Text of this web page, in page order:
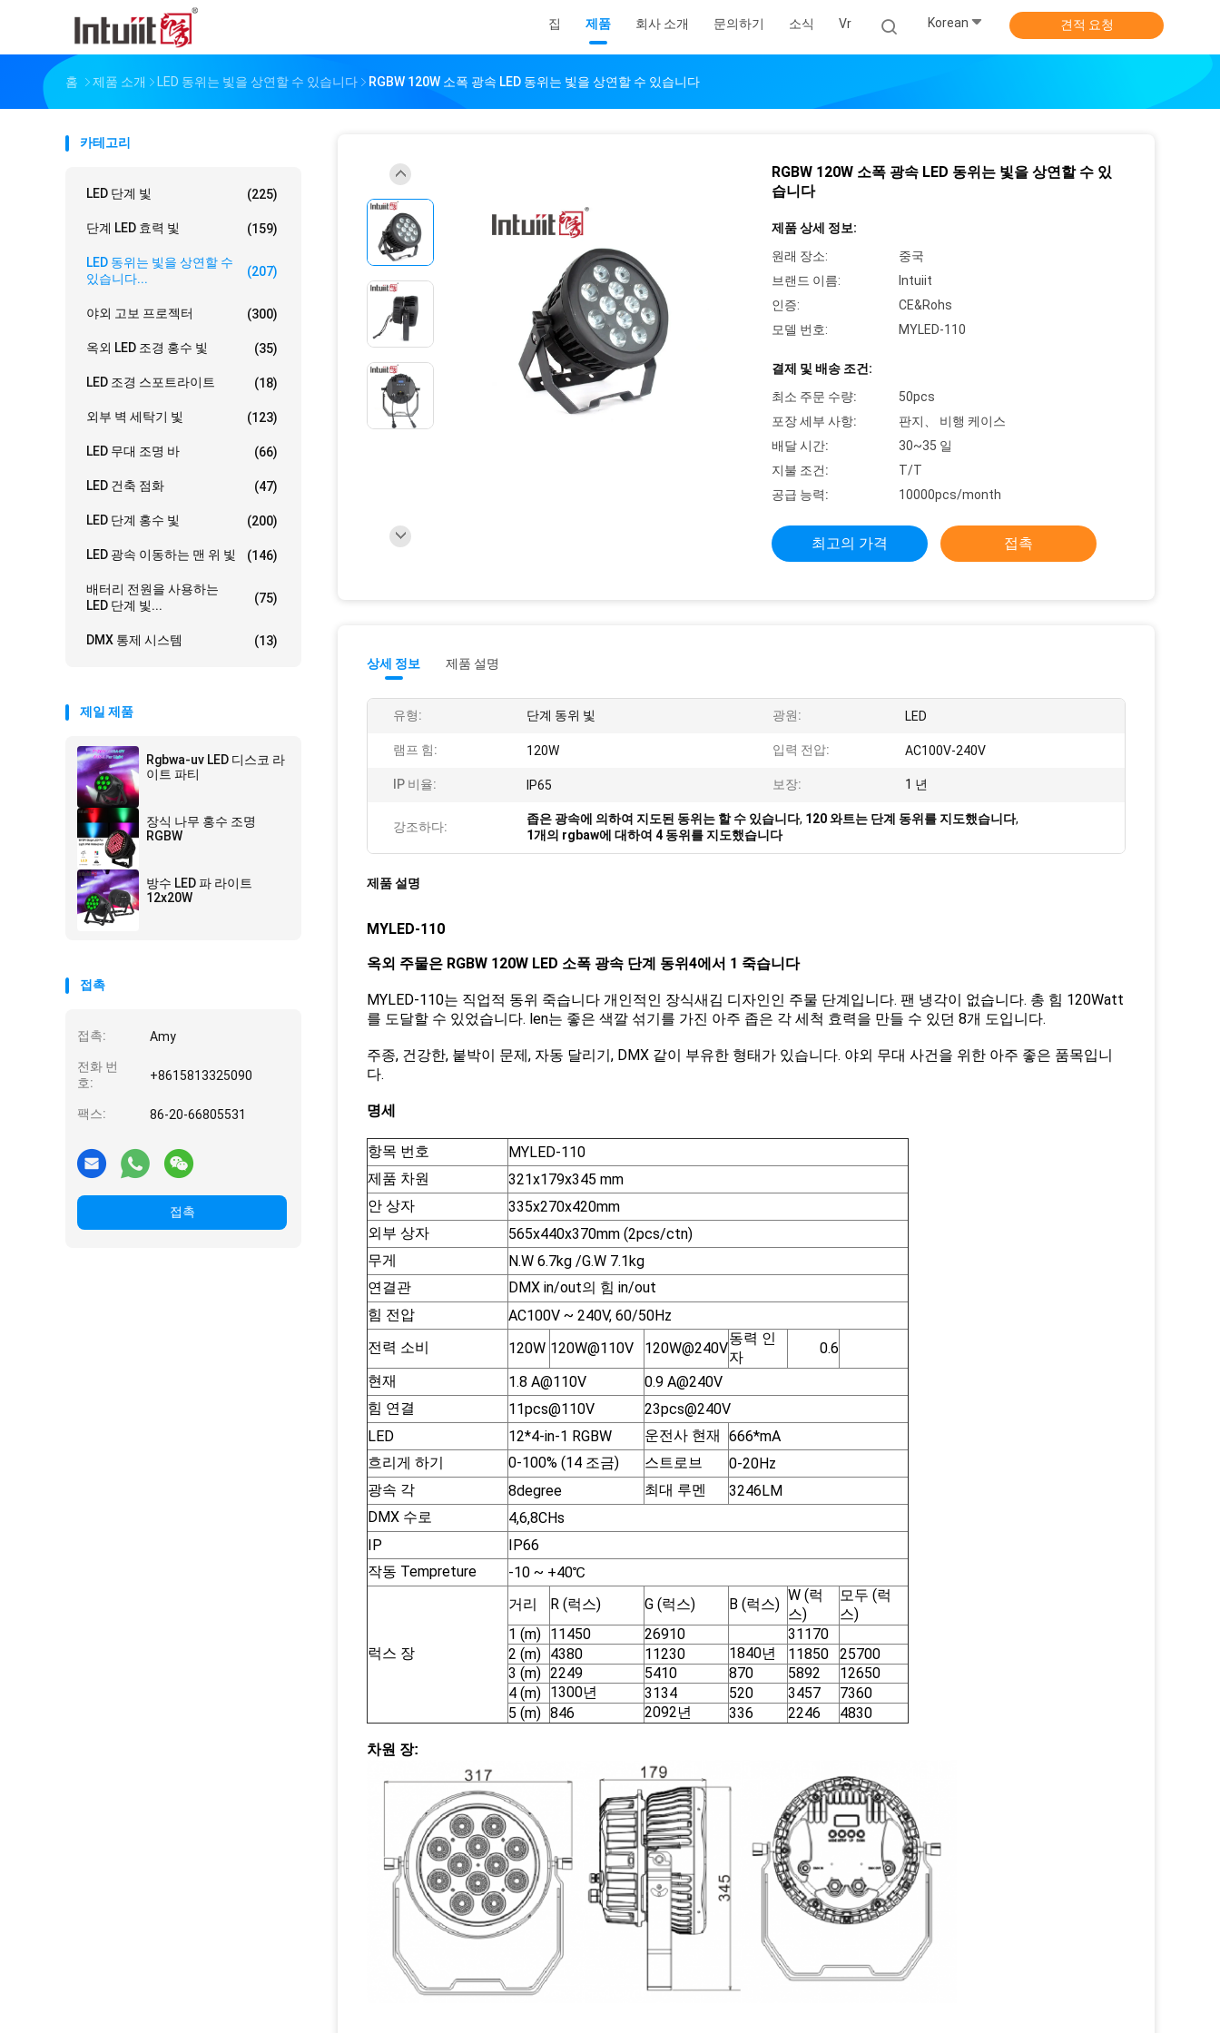
집 제품 회사 소개 문의하기 소식 Vr Korean 견적 요청
홈 제품 소개 LED 동위는 빛을 상연할 수 있습니다 RGBW 120W 소폭 광속 LED 동위는 빛을 상연할 수 있습니다
카테고리
LED 단계 빛 (225)
단계 LED 효력 빛 (159)
LED 동위는 빛을 상연할 수
있습니다...
(207)
야외 고보 프로젝터 (300)
옥외 LED 조경 홍수 빛 (35)
LED 조경 스포트라이트 (18)
외부 벽 세탁기 빛 (123)
LED 무대 조명 바 (66)
LED 건축 점화 (47)
LED 단계 홍수 빛 (200)
LED 광속 이동하는 맨 위 빛 (146)
배터리 전원을 사용하는
LED 단계 빛...
(75)
DMX 통제 시스템 (13)
제일 제품
Rgbwa-uv LED 디스코 라
이트 파티
장식 나무 홍수 조명
RGBW
방수 LED 파 라이트
12x20W
접촉
접촉: Amy
전화 번
호:
+8615813325090
팩스: 86-20-66805531
접촉
RGBW 120W 소폭 광속 LED 동위는 빛을 상연할 수 있
습니다
제품 상세 정보:
원래 장소:
중국
브랜드 이름:
Intuiit
인증:
CE&Rohs
모델 번호:
MYLED-110
결제 및 배송 조건:
최소 주문 수량:
50pcs
포장 세부 사항:
판지、 비행 케이스
배달 시간:
30~35 일
지불 조건:
T/T
공급 능력:
10000pcs/month
최고의 가격 접촉
상세 정보 제품 설명
유형: 단계 동위 빛 광원: LED
램프 힘: 120W 입력 전압: AC100V-240V
IP 비율: IP65 보장: 1 년
강조하다:
좁은 광속에 의하여 지도된 동위는 할 수 있습니다, 120 와트는 단계 동위를 지도했습니다,
1개의 rgbaw에 대하여 4 동위를 지도했습니다
제품 설명
MYLED-110
옥외 주물은 RGBW 120W LED 소폭 광속 단계 동위4에서 1 죽습니다
MYLED-110는 직업적 동위 죽습니다 개인적인 장식새김 디자인인 주물 단계입니다. 팬 냉각이 없습니다. 총 힘 120Watt
를 도달할 수 있었습니다. len는 좋은 색깔 섞기를 가진 아주 좁은 각 세척 효력을 만들 수 있던 8개 도입니다.
주종, 건강한, 붙박이 문제, 자동 달리기, DMX 같이 부유한 형태가 있습니다. 야외 무대 사건을 위한 아주 좋은 품목입니
다.
명세
항목 번호
MYLED-110
제품 차원
321x179x345 mm
안 상자
335x270x420mm
외부 상자
565x440x370mm (2pcs/ctn)
무게
N.W 6.7kg /G.W 7.1kg
연결관
DMX in/out의 힘 in/out
힘 전압
AC100V ~ 240V, 60/50Hz
전력 소비
120W 120W@110V 120W@240V
동력 인
자
0.6
현재
1.8 A@110V
0.9 A@240V
힘 연결
11pcs@110V
23pcs@240V
LED
12*4-in-1 RGBW 운전사 현재 666*mA
흐리게 하기
0-100% (14 조금) 스트로브
0-20Hz
광속 각
8degree 최대 루멘
3246LM
DMX 수로
4,6,8CHs
IP
IP66
작동 Tempreture
-10 ~ +40℃
럭스 장
거리 R (럭스) G (럭스) B (럭스)
W (럭
스)
모두 (럭
스)
1 (m) 11450 26910
31170
2 (m) 4380 11230 1840년 11850
25700
3 (m) 2249 5410 870 5892
12650
4 (m) 1300년 3134 520 3457
7360
5 (m) 846 2092년 336 2246 4830
차원 장: